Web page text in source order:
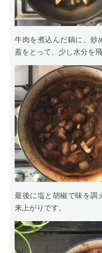
牛肉を煮込んだ鍋に、炒
蓋をとって、少し水分を
最後に塩と胡椒で味を調
来上がりです。